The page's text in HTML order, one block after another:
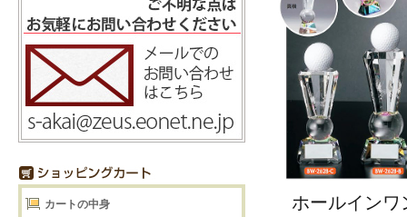
カートの中身
ホールインワ